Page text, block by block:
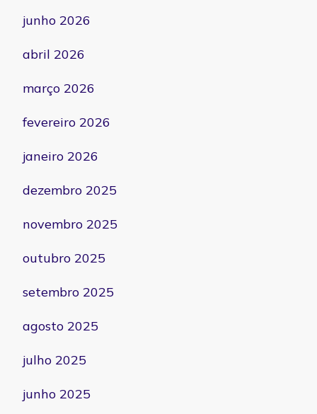
junho 2026
abril 2026
março 2026
fevereiro 2026
janeiro 2026
dezembro 2025
novembro 2025
outubro 2025
setembro 2025
agosto 2025
julho 2025
junho 2025